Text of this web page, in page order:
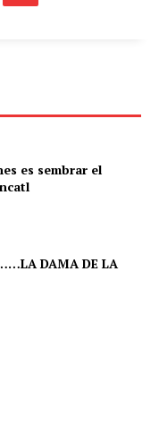
es sembrar el
DAMA DE LA